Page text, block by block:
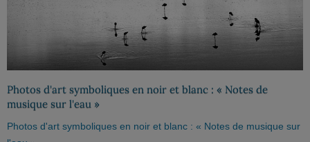
Photos d'art symboliques en noir et blanc : « Notes de
musique sur l'eau »
Photos d'art symboliques en noir et blanc : « Notes de musique sur